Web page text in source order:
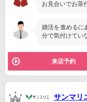
お見合いでお茶
婚活を進めるに
分で気付けてい
来店予約
サンマリ